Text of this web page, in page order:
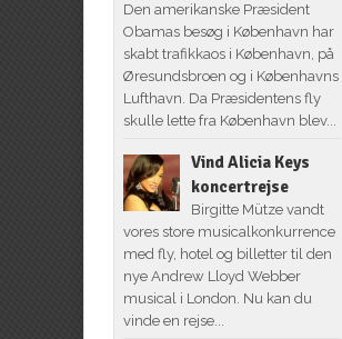
Den amerikanske Præsident
Obamas besøg i København har
skabt trafikkaos i København, på
Øresundsbroen og i Københavns
Lufthavn. Da Præsidentens fly
skulle lette fra København blev...
Vind Alicia Keys
koncertrejse
Birgitte Mütze vandt
vores store musicalkonkurrence
med fly, hotel og billetter til den
nye Andrew Lloyd Webber
musical i London. Nu kan du
vinde en rejse...